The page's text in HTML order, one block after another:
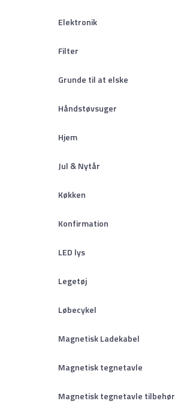
Elektronik
Filter
Grunde til at elske
Håndstøvsuger
Hjem
Jul & Nytår
Køkken
Konfirmation
LED lys
Legetøj
Løbecykel
Magnetisk Ladekabel
Magnetisk tegnetavle
Magnetisk tegnetavle tilbehør